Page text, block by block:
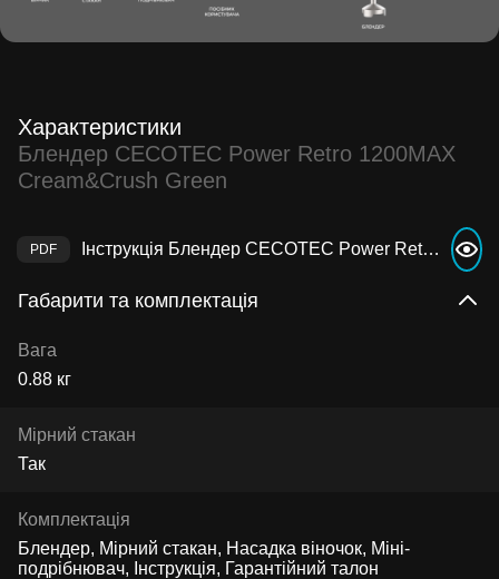
Характеристики
Блендер CECOTEC Power Retro 1200MAX
Cream&Crush Green
Інструкція Блендер CECOTEC Power Retro 1200MAX Cream&Crush Green
Габарити та комплектація
Вага
0.88 кг
Мірний стакан
Так
Комплектація
Блендер, Мірний стакан, Насадка віночок, Міні-
подрібнювач, Інструкція, Гарантійний талон